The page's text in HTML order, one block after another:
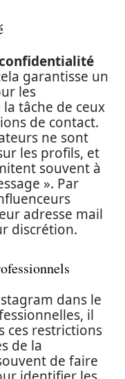
garantisse un
les
tâche de ceux
de contact.
ne sont
les profils, et
souvent à
». Par
adresse mail
discrétion.
dans le
il
ces restrictions
de la
de faire